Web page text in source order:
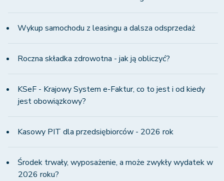
Wykup samochodu z leasingu a dalsza odsprzedaż
Roczna składka zdrowotna - jak ją obliczyć?
KSeF - Krajowy System e-Faktur, co to jest i od kiedy
jest obowiązkowy?
Kasowy PIT dla przedsiębiorców - 2026 rok
Środek trwały, wyposażenie, a może zwykły wydatek w
2026 roku?